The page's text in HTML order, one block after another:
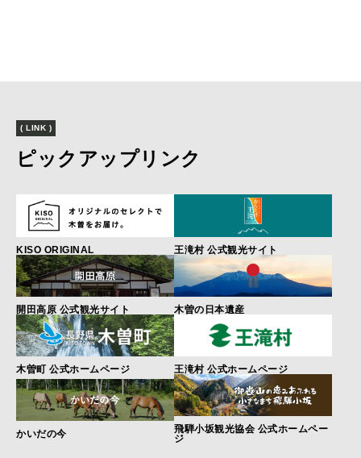
( LINK )
ピックアップリンク
KISO ORIGINAL 王滝村 公式観光サイト
開田高原 公式観光サイト 木曽の日本遺産
木曽町 公式ホームページ 王滝村 公式ホームページ
かいだの今
飛騨小坂観光協会 公式ホームペー
ジ